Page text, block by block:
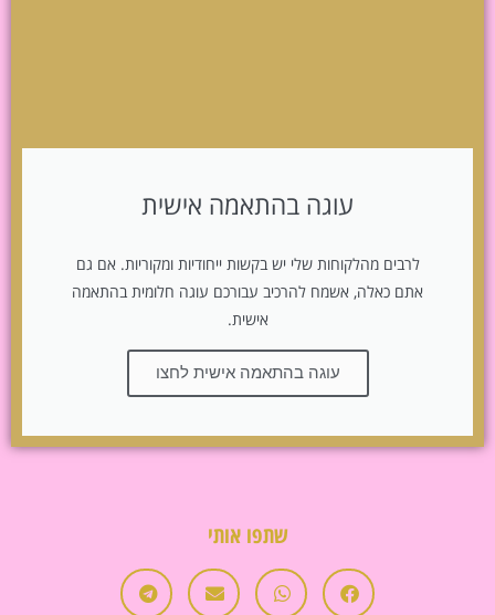
עוגה בהתאמה אישית
לרבים מהלקוחות שלי יש בקשות ייחודיות ומקוריות. אם גם
אתם כאלה, אשמח להרכיב עבורכם עוגה חלומית בהתאמה
אישית.
עוגה בהתאמה אישית לחצו
שתפו אותי